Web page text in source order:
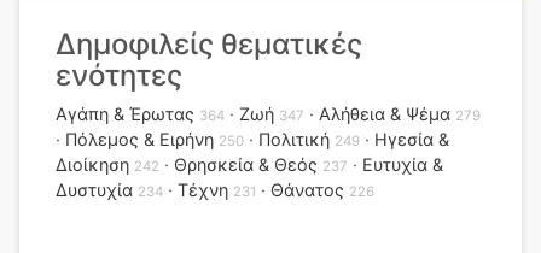
Δημοφιλείς θεματικές
ενότητες
Αγάπη & Έρωτας 364 Ζωή 347 Αλήθεια & Ψέμα 279
Πόλεμος & Ειρήνη 250 Πολιτική 249
Ηγεσία &
Διοίκηση 242 Θρησκεία & Θεός 237
Ευτυχία &
Δυστυχία 234 Τέχνη 231 Θάνατος 226